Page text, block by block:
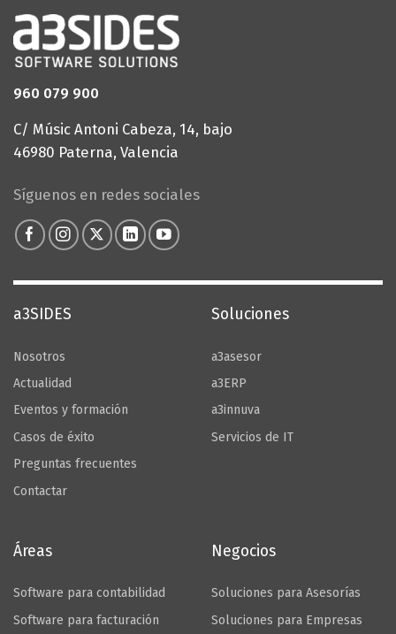
960 079 900
C/ Músic Antoni Cabeza, 14, bajo
46980 Paterna, Valencia
Síguenos en redes sociales
a3SIDES
Nosotros
Actualidad
Eventos y formación
Casos de éxito
Preguntas frecuentes
Contactar
Soluciones
a3asesor
a3ERP
a3innuva
Servicios de IT
Áreas
Software para contabilidad
Software para facturación
Negocios
Soluciones para Asesorías
Soluciones para Empresas
Aceptar
Configurar Cookies